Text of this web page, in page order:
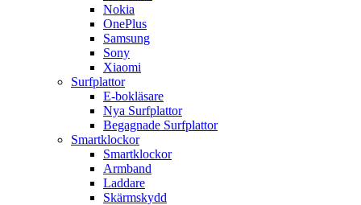
Nokia
OnePlus
Samsung
Sony
Xiaomi
Surfplattor
E-bokläsare
Nya Surfplattor
Begagnade Surfplattor
Smartklockor
Smartklockor
Armband
Laddare
Skärmskydd